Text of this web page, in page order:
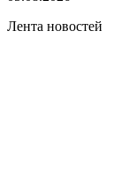
Лента новостей